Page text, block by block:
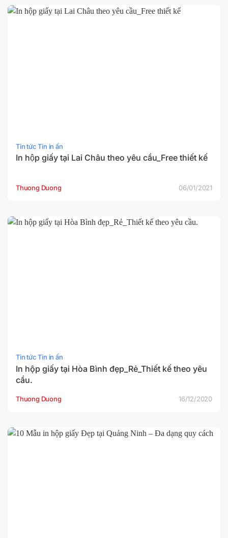
Tin tức Tin in ấn
In hộp giấy tại Lai Châu theo yêu cầu_Free thiết kế
Thuong Duong 06/01/2021
Tin tức Tin in ấn
In hộp giấy tại Hòa Bình đẹp_Rẻ_Thiết kế theo yêu
cầu.
Thuong Duong 16/12/2020